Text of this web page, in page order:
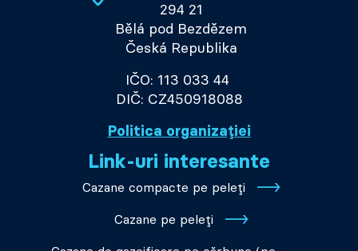
294 21
Bělá pod Bezdězem
Česká Republika
IČO: 113 033 44
DIČ: CZ450918088
Politica organizației
Link-uri interesante
Cazane compacte pe peleți
Cazane pe peleți